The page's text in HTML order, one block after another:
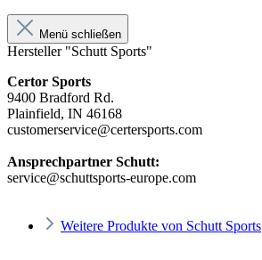
Menü schließen
Hersteller "Schutt Sports"
Certor Sports
9400 Bradford Rd.
Plainfield, IN 46168
customerservice@certersports.com
Ansprechpartner Schutt:
service@schuttsports-europe.com
Weitere Produkte von Schutt Sports